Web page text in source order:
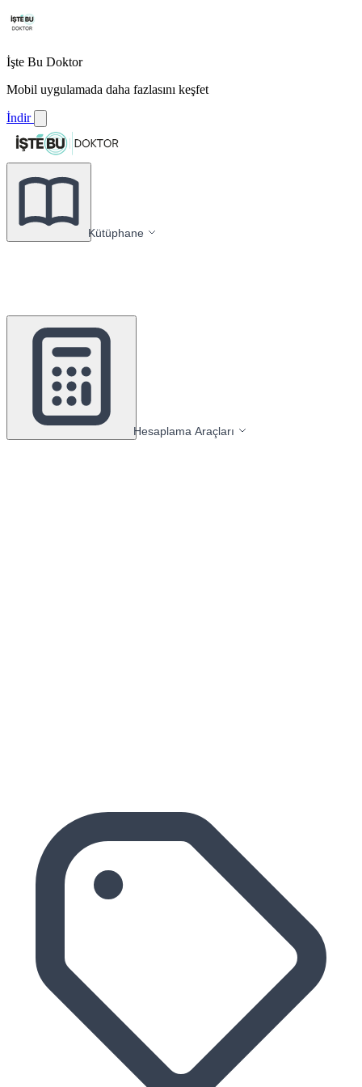
İşte Bu Doktor
Mobil uygulamada daha fazlasını keşfet
İndir
Kütüphane
Hesaplama Araçları